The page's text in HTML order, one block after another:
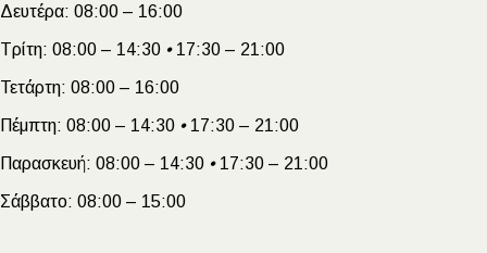
Δευτέρα: 08:00 – 16:00
Τρίτη: 08:00 – 14:30 •17:30 – 21:00
Τετάρτη: 08:00 – 16:00
Πέμπτη: 08:00 – 14:30 •17:30 – 21:00
Παρασκευή: 08:00 – 14:30 •17:30 – 21:00
Σάββατο: 08:00 – 15:00